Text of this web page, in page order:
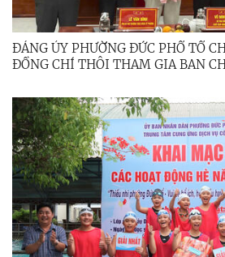
ĐẢNG ỦY PHƯỜNG ĐỨC PHỔ TỔ
ĐỒNG CHÍ THÔI THAM GIA BAN